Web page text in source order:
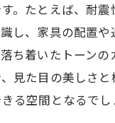
。たとえば、耐
し、家具の配置
ち着いたトーン
見た目の美しさ
る空間となるでし